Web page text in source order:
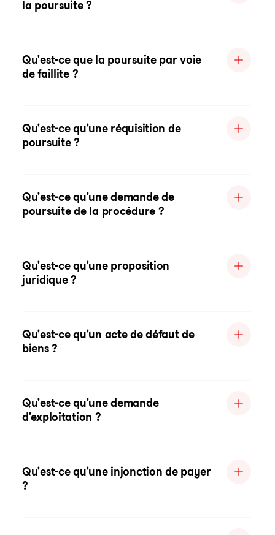
la poursuite ?
Qu'est-ce que la poursuite par voie
de faillite ?
Qu'est-ce qu'une réquisition de
poursuite ?
Qu'est-ce qu'une demande de
poursuite de la procédure ?
Qu'est-ce qu'une proposition
juridique ?
Qu'est-ce qu'un acte de défaut de
biens ?
Qu'est-ce qu'une demande
d'exploitation ?
Qu'est-ce qu'une injonction de payer
?